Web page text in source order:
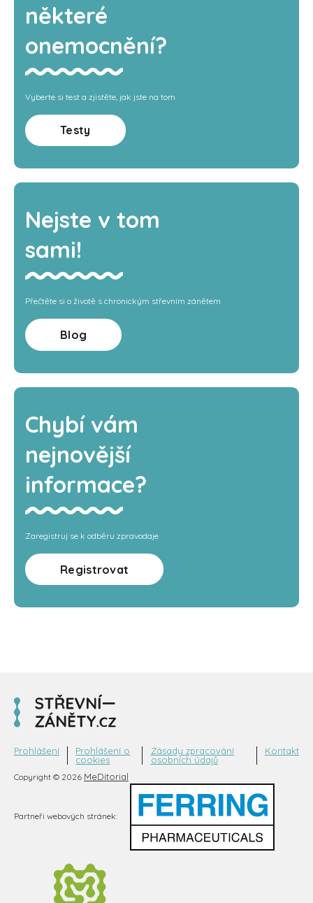
některé
onemocnění?
Vyberte si test a zjistěte, jak jste na tom
Testy
Nejste v tom
sami!
Přečtěte si o životě s chronickým střevním zánětem
Blog
Chybí vám
nejnovější
informace?
Zaregistruj se k odběru zpravodaje
Registrovat
Copyright © 2026 MeDitorial
Prohlášení
Prohlášení o
cookies
Zásady zpracování
osobních údajů
Kontakt
Partneři webových stránek: